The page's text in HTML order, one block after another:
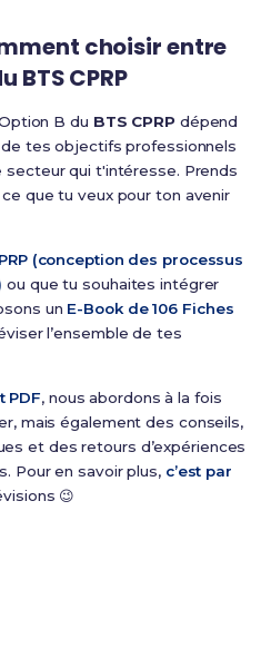
choisir entre
BTS CPRP
B du BTS CPRP dépend
tes objectifs professionnels
qui t'intéresse. Prends
que tu veux pour ton avenir
(conception des processus
ou que tu souhaites intégrer
un E-Book de 106 Fiches
l’ensemble de tes
PDF, nous abordons à la fois
mais également des conseils,
et des retours d’expériences
Pour en savoir plus, c’est par
😉